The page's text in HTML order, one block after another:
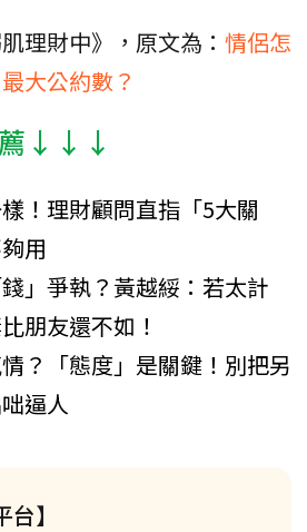
理財中》，原文為： 情侶怎
大公約數？
薦↓↓↓
！理財顧問直指「5大關
用
」爭執？黃越綏：若太計
朋友還不如！
？「態度」是關鍵！別把另
逼人
】